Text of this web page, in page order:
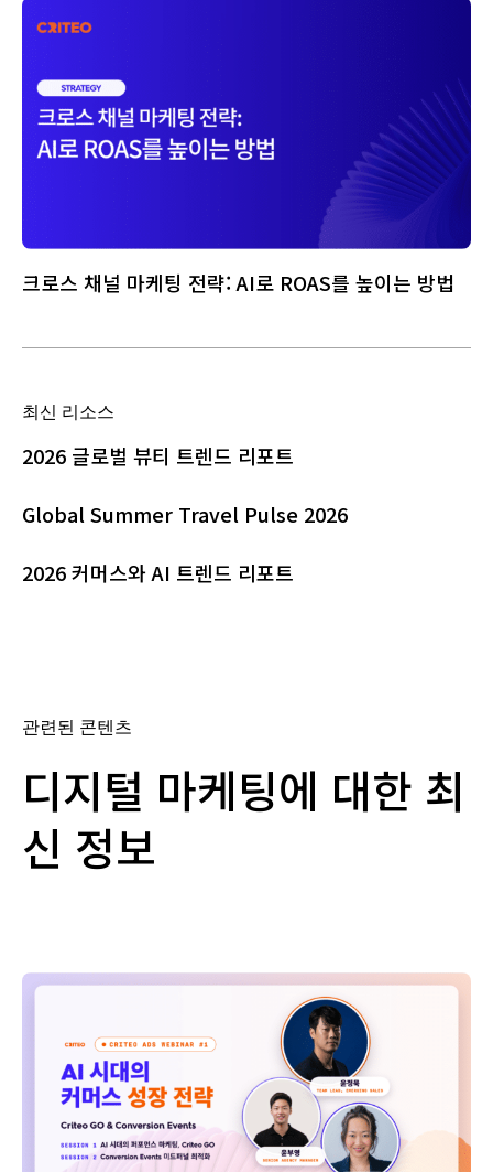
크로스 채널 마케팅 전략: AI로 ROAS를 높이는 방법
최신 리소스
2026 글로벌 뷰티 트렌드 리포트
Global Summer Travel Pulse 2026
2026 커머스와 AI 트렌드 리포트
관련된 콘텐츠
디지털 마케팅에 대한 최
신 정보